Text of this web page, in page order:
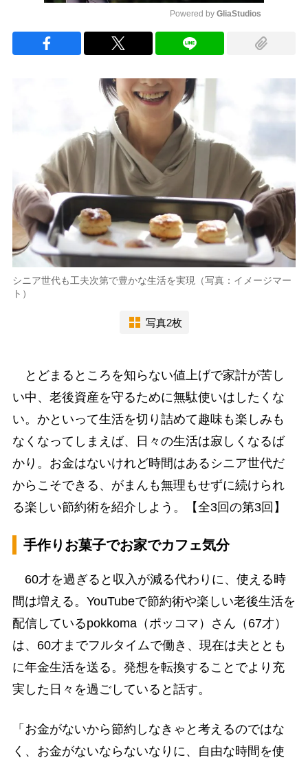
Powered by GliaStudios
シニア世代も工夫次第で豊かな生活を実現（写真：イメージマー
ト）
写真2枚
とどまるところを知らない値上げで家計が苦し
い中、老後資産を守るために無駄使いはしたくな
い。かといって生活を切り詰めて趣味も楽しみも
なくなってしまえば、日々の生活は寂しくなるば
かり。お金はないけれど時間はあるシニア世代だ
からこそできる、がまんも無理もせずに続けられ
る楽しい節約術を紹介しよう。【全3回の第3回】
手作りお菓子でお家でカフェ気分
60才を過ぎると収入が減る代わりに、使える時
間は増える。YouTubeで節約術や楽しい老後生活を
配信しているpokkoma（ポッコマ）さん（67才）
は、60才までフルタイムで働き、現在は夫ととも
に年金生活を送る。発想を転換することでより充
実した日々を過ごしていると話す。
「お金がないから節約しなきゃと考えるのではな
く、お金がないならないなりに、自由な時間を使